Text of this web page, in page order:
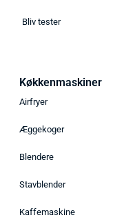
Bliv tester
Køkkenmaskiner
Airfryer
Æggekoger
Blendere
Stavblender
Kaffemaskine